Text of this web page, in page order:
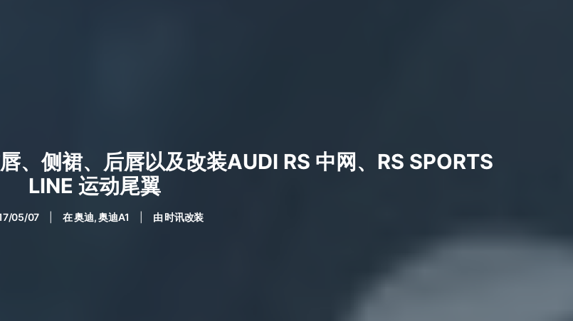
、侧裙、后唇以及改装AUDI RS 中网、RS SPORTS
LINE 运动尾翼
05/07 在奥迪,奥迪A1 由时讯改装